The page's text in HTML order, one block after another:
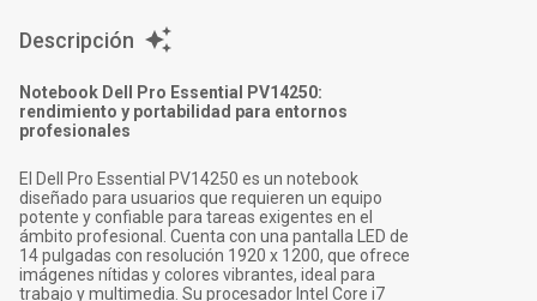
Descripción
Notebook Dell Pro Essential PV14250:
rendimiento y portabilidad para entornos
profesionales
El Dell Pro Essential PV14250 es un notebook
diseñado para usuarios que requieren un equipo
potente y confiable para tareas exigentes en el
ámbito profesional. Cuenta con una pantalla LED de
14 pulgadas con resolución 1920 x 1200, que ofrece
imágenes nítidas y colores vibrantes, ideal para
trabajo y multimedia. Su procesador Intel Core i7